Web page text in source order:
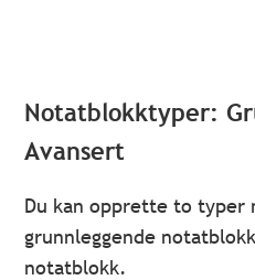
Notatblokktyper:
Avansert
Du kan opprette to typer
grunnleggende
notatblokk.